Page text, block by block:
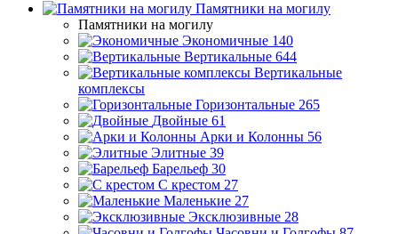
Памятники на могилу
Памятники на могилу
Экономичные 140
Вертикальные 644
Вертикальные
комплексы
Горизонтальные 265
Двойные 61
Арки и Колонны 56
Элитные 39
Барельеф 30
С крестом 27
Маленькие 27
Эксклюзивные 28